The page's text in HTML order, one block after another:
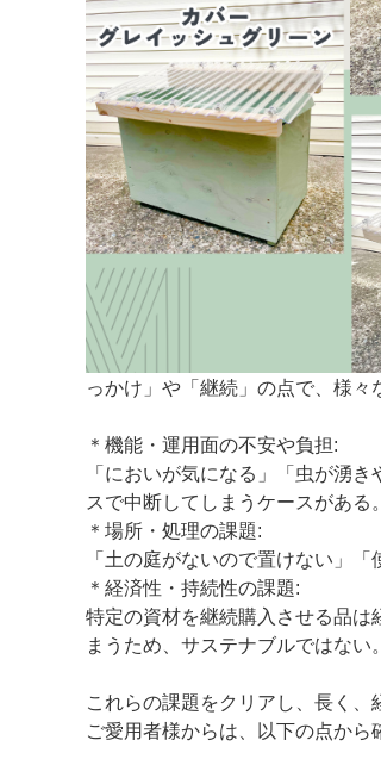
っかけ」や「継続」の点で、様々
＊機能・運用面の不安や負担:
「においが気になる」「虫が湧
スで中断してしまうケースがある。
＊場所・処理の課題:
「土の庭がないので置けない」
＊経済性・持続性の課題:
特定の資材を継続購入させる品
まうため、サステナブルではない。
これらの課題をクリアし、長く
ご愛用者様からは、以下の点から
マイメディア検索